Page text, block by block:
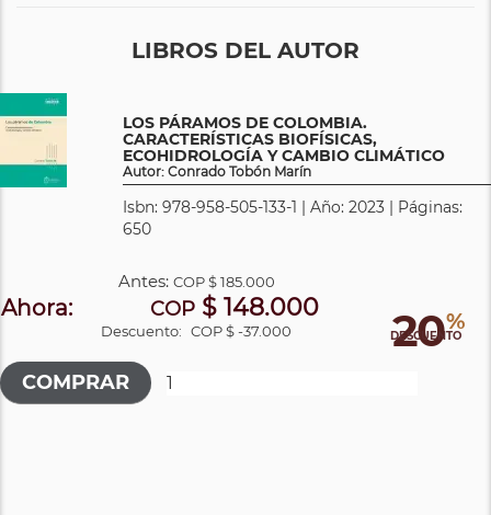
LIBROS DEL AUTOR
LOS PÁRAMOS DE COLOMBIA.
CARACTERÍSTICAS BIOFÍSICAS,
ECOHIDROLOGÍA Y CAMBIO CLIMÁTICO
Autor: Conrado Tobón Marín
Isbn: 978-958-505-133-1 | Año: 2023 | Páginas:
650
20%
DESCUENTO
Antes: COP$ 185.000
Ahora: COP $ 148.000
Descuento: COP $ -37.000